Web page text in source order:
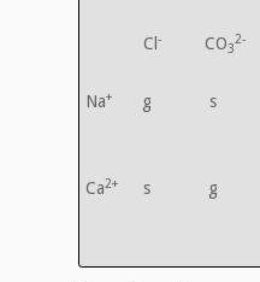
Cl - CO3
2-
Na+ g s
Ca2+ s g